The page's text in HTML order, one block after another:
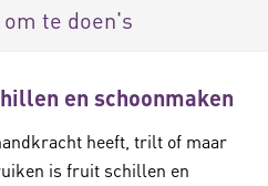
te doen's
en schoonmaken
heeft, trilt of maar
is fruit schillen en